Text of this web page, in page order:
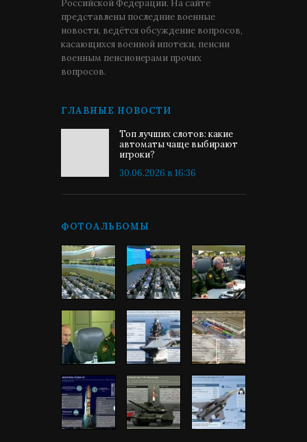
Российской Федерации. На сайте
представлены последние военные
новости, ведётся обсуждение вопросов,
касающихся военной ипотеки, пенсии
военным пенсионерами прочих
вопросов.
ГЛАВНЫЕ НОВОСТИ
Топ лучших слотов: какие
автоматы чаще выбирают
игроки?
30.06.2026 в 16:36
ФОТОАЛЬБОМЫ